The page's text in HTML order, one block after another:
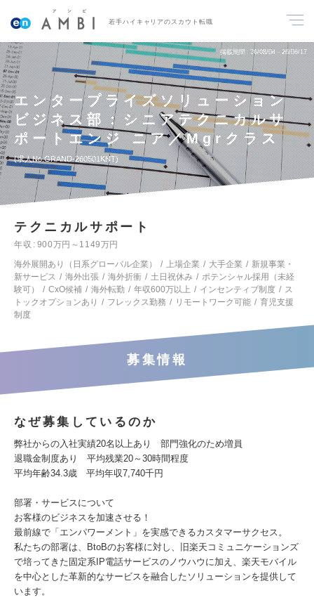
若手ハイキャリアのスカウト転職
掲載期間 26/08/04～26/08/17
エンタープライズソリューション
ビジネス部：シニアテクニカルサ
ポートエンジ ニア／Mgrクラス
求人No.GRAND-260501KNT
テクニカルサポート
年収
900万円～1149万円
海外展開あり（日系グローバル企業）
上場企業 大手企業
新規事業・
新サービス
海外出張 海外折衝 土日祝休み
ポテンシャル採用（未経
験可）
CxO候補 海外転勤 年収600万以上 インセンティブ制度
ス
トックオプションあり
フレックス勤務 リモートワーク可能
育児支援
制度
募集情報
なぜ募集しているのか
弊社からの入社実績20名以上あり 部門強化のため増員
退職金制度あり 平均残業20～30時間程度
平均年齢34.3歳 平均年収7,740千円
部署・サービスについて
お客様のビジネスを加速させる！
最前線で「エンパワーメント」を実感できるカスタマーサクセス。
私たちの部署は、BtoBのお客様に対し、旧楽天コミュニケーションズ
で培ってきた固定系IP電話サービスのノウハウに加え、楽天モバイル
を中心とした革新的なサービスを融合したソリューションを提供して
います。